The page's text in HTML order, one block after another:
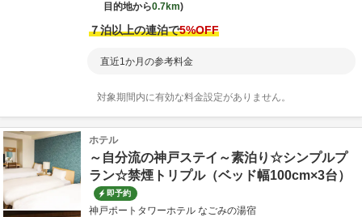
目的地から0.7km
７泊以上の連泊で5%OFF
直近1か月の参考料金
対象期間内に有効な料金設定がありません。
ホテル
～自分流の神戸ステイ～素泊り☆シンプルプ
ラン☆禁煙トリプル（ベッド幅100cm×3台）
即予約
神戸ポートタワーホテル なごみの湯宿